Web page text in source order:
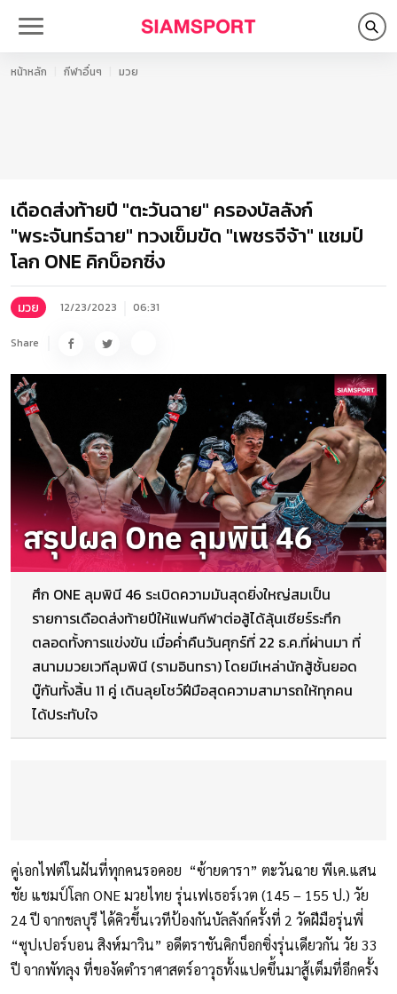
หน้าหลัก กีฬาอื่นๆ มวย
เดือดส่งท้ายปี "ตะวันฉาย" ครองบัลลังก์
"พระจันทร์ฉาย" ทวงเข็มขัด "เพชรจีจ้า" แชมป์
โลก ONE คิกบ็อกซิ่ง
มวย 12/23/2023 06:31
Share
ศึก ONE ลุมพินี 46 ระเบิดความมันสุดยิ่งใหญ่สมเป็น
รายการเดือดส่งท้ายปีให้แฟนกีฬาต่อสู้ได้ลุ้นเชียร์ระทึก
ตลอดทั้งการแข่งขัน เมื่อค่ำคืนวันศุกร์ที่ 22 ธ.ค.ที่ผ่านมา ที่
สนามมวยเวทีลุมพินี (รามอินทรา) โดยมีเหล่านักสู้ชั้นยอด
บู๊กันทั้งสิ้น 11 คู่ เดินลุยโชว์ฝีมือสุดความสามารถให้ทุกคน
ได้ประทับใจ
คู่เอกไฟต์ในฝันที่ทุกคนรอคอย “ซ้ายดารา” ตะวันฉาย พีเค.แสน
ชัย แชมป์โลก ONE มวยไทย รุ่นเฟเธอร์เวต (145 – 155 ป.) วัย
24 ปี จากชลบุรี ได้คิวขึ้นเวทีป้องกันบัลลังก์ครั้งที่ 2 วัดฝีมือรุ่นพี่
“ซุปเปอร์บอน สิงห์มาวิน” อดีตราชันคิกบ็อกซิ่งรุ่นเดียวกัน วัย 33
ปี จากพัทลุง ที่ของัดตำราศาสตร์อาวุธทั้งแปดขึ้นมาสู้เต็มที่อีกครั้ง